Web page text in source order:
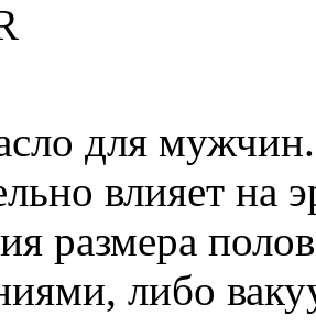
для
влияет на
размера
либо